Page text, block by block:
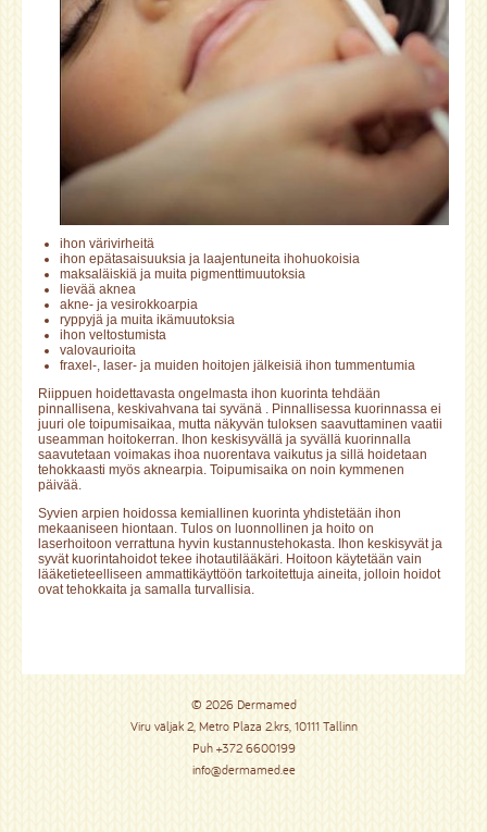
ihon värivirheitä
ihon epätasaisuuksia ja laajentuneita ihohuokoisia
maksaläiskiä ja muita pigmenttimuutoksia
lievää aknea
akne- ja vesirokkoarpia
ryppyjä ja muita ikämuutoksia
ihon veltostumista
valovaurioita
fraxel-, laser- ja muiden hoitojen jälkeisiä ihon tummentumia
Riippuen hoidettavasta ongelmasta ihon kuorinta tehdään
pinnallisena, keskivahvana tai syvänä . Pinnallisessa kuorinnassa ei
juuri ole toipumisaikaa, mutta näkyvän tuloksen saavuttaminen vaatii
useamman hoitokerran. Ihon keskisyvällä ja syvällä kuorinnalla
saavutetaan voimakas ihoa nuorentava vaikutus ja sillä hoidetaan
tehokkaasti myös aknearpia. Toipumisaika on noin kymmenen
päivää.
Syvien arpien hoidossa kemiallinen kuorinta yhdistetään ihon
mekaaniseen hiontaan. Tulos on luonnollinen ja hoito on
laserhoitoon verrattuna hyvin kustannustehokasta. Ihon keskisyvät ja
syvät kuorintahoidot tekee ihotautilääkäri. Hoitoon käytetään vain
lääketieteelliseen ammattikäyttöön tarkoitettuja aineita, jolloin hoidot
ovat tehokkaita ja samalla turvallisia.
© 2026 Dermamed
Viru väljak 2, Metro Plaza 2.krs, 10111 Tallinn
Puh +372 6600199
info@dermamed.ee